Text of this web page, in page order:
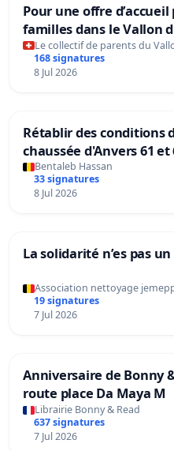
Pour une offre
familles dans le Vallon
Le collectif de parents du
168 signatures
8 Jul 2026
Rétablir des conditions
chaussée d'Anvers 61 et
Bentaleb Hassan
33 signatures
8 Jul 2026
La solidarité n’es pas
Association nettoyage
19 signatures
7 Jul 2026
Anniversaire de Bonny
route place Da Maya M
Librairie Bonny & Read
637 signatures
7 Jul 2026